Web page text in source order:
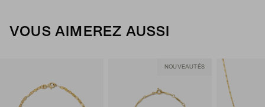
VOUS AIMEREZ AUSSI
NOUVEAUTÉS